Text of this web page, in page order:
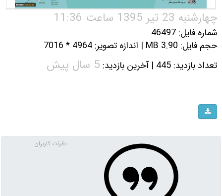
چهارشنبه 23 تیر 1395 ساعت 11:36
شماره فایل: 46497
حجم فایل: 3.90 MB | اندازه تصویر: 4964 * 7016
تعداد بازدید: 445 | آخرین بازدید:
5 سال پیش
نظرات کاربران